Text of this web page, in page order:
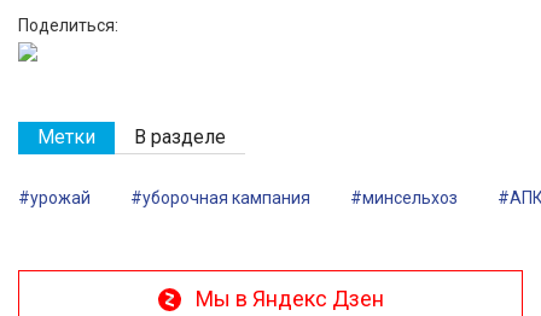
Поделиться:
Метки В разделе
#урожай #уборочная кампания #минсельхоз
Мы в Яндекс Дзен